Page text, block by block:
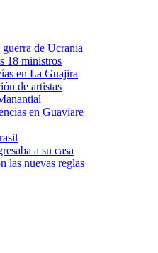
de Ucrania
18 ministros
en La Guajira
de artistas
en Guaviare
a su casa
las nuevas reglas